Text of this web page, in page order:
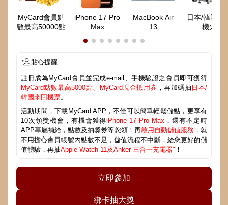
MyCard會員點
數最高50000點
iPhone 17 Pro
Max
MacBook Air
13
日本/韓國來
機票
貼心提醒
註冊成為MyCard會員並完成e-mail、手機驗證之會員即可獲得
MyCard點數最高5000點、MyCard現金抵用券 ，再加碼抽 日本/
韓國來回機票。
活動期間，下載MyCard APP ，不僅可以簡單輕鬆儲點，更享有
10次領獎機會，有機會獲得iPhone 17 Pro Max ，還有不定時
APP專屬補給，點數及抽獎券等您領！再啟用自動儲值服務，就
不用擔心會員帳號內點數不足，儲值流程不中斷，給您更好的儲
值體驗，再抽Apple Watch 11及Anker 三合一充電器" ！
立即參加
綁卡抽大獎